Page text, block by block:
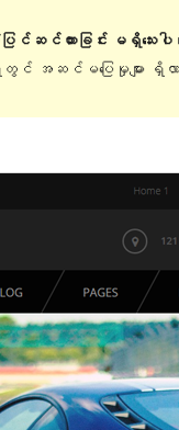
င်ဆင်ထားခြင်း မရှိသေးပါ
ာတွင် အဆင်မပြေမှုများ